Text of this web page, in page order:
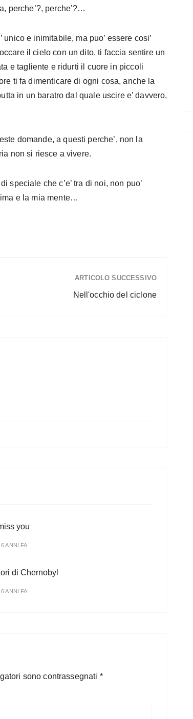
perche’?, perche’?…
unico e inimitabile, ma puo’ essere cosi’
il cielo con un dito, ti faccia sentire un
e tagliente e ridurti il cuore in piccoli
ti fa dimenticare di ogni cosa, anche la
in un baratro dal quale uscire e’ davvero,
domande, a questi perche’, non la
non si riesce a vivere.
speciale che c’e’ tra di noi, non puo’
e la mia mente…
ARTICOLO SUCCESSIVO
Nell'occhio del ciclone
miss you
6 ANNI FA
di Chernobyl
6 ANNI FA
sono contrassegnati *